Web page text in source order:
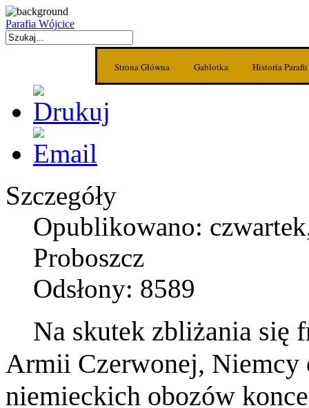
Parafia Wójcice
Strona Główna Gablotka Historia Parafii
Szczegóły
Opublikowano:
Proboszcz
Odsłony: 8589
Na skutek zbliżania się
Armii Czerwonej,
niemieckich obozów